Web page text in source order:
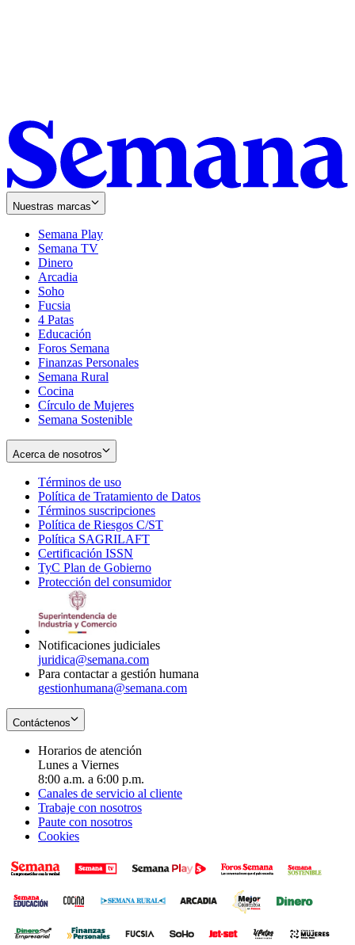
Nuestras marcas
Semana Play
Semana TV
Dinero
Arcadia
Soho
in
new
window
Fucsia
in
new
window
4 Patas
Educación
Foros Semana
Finanzas Personales
Semana Rural
Cocina
Círculo de Mujeres
Semana Sostenible
Acerca de nosotros
Términos de uso
in
new
window
Política de Tratamiento de Datos
Términos suscripciones
in
Política de Riesgos C/ST
Política SAGRILAFT
new
window
Certificación ISSN
in
new
TyC Plan de Gobierno
in
Protección del consumidorOpens
Notificaciones judiciales
juridica@semana.com
Para contactar a gestión humana
gestionhumana@semana.com
Contáctenos
Horarios de atención
Lunes a Viernes
8:00 a.m. a 6:00 p.m.
Canales de servicio al cliente
Trabaje con nosotros
Paute con nosotros
Cookies